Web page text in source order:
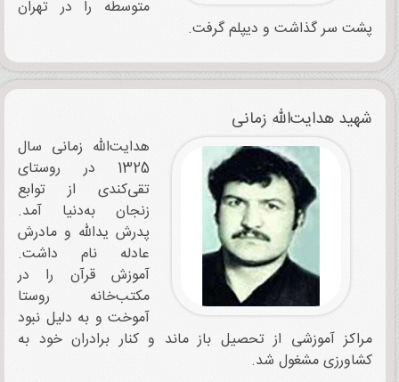
متوسطه را در تهران
پشت سر گذاشت و دیپلم ‌گرفت.
شهید هدایت‌الله زمانی
هدایت‌الله زمانی سال
1325 در روستای
تقی‌کندی از توابع
زنجان به‌دنیا آمد.
پدرش یدالله و مادرش
عادله نام داشت.
آموزش قرآن را در
مکتب‌خانه روستا
آموخت و به دلیل نبود
مراکز آموزشی از تحصیل باز ماند و کنار برادران خود به
کشاورزی مشغول شد.